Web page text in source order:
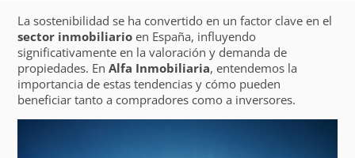
La sostenibilidad se ha convertido en un factor clave en el
sector inmobiliario en España, influyendo
significativamente en la valoración y demanda de
propiedades. EnAlfa Inmobiliaria, entendemos la
importancia de estas tendencias y cómo pueden
beneficiar tanto a compradores como a inversores.